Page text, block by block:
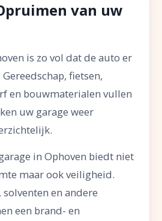
van uw
is zo vol dat de auto er
fietsen,
en bouwmaterialen vullen
uw garage weer
in Ophoven biedt niet
maar ook veiligheid.
en andere
een brand- en